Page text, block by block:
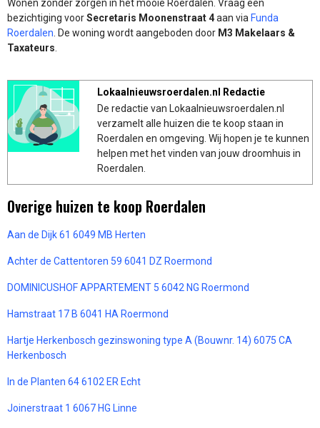
Wonen zonder zorgen in het mooie Roerdalen. Vraag een
bezichtiging voorSecretaris Moonenstraat 4aan via Funda
Roerdalen . De woning wordt aangeboden door M3 Makelaars &
Taxateurs
Lokaalnieuwsroerdalen.nl Redactie
De redactie van Lokaalnieuwsroerdalen.nl
verzamelt alle huizen die te koop staan in
Roerdalen en omgeving. Wij hopen je te kunnen
helpen met het vinden van jouw droomhuis in
Roerdalen.
Overige huizen te koop Roerdalen
Aan de Dijk 61 6049 MB Herten
Achter de Cattentoren 59 6041 DZ Roermond
DOMINICUSHOF APPARTEMENT 5 6042 NG Roermond
Hamstraat 17 B 6041 HA Roermond
Hartje Herkenbosch gezinswoning type A (Bouwnr. 14) 6075 CA
Herkenbosch
In de Planten 64 6102 ER Echt
Joinerstraat 1 6067 HG Linne